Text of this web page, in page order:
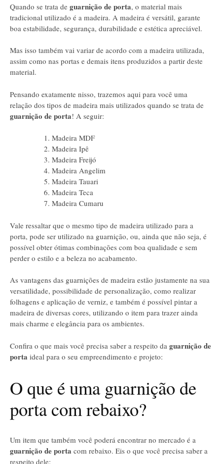
Quando se trata de guarnição de porta, o material mais
tradicional utilizado é a madeira. A madeira é versátil, garante
boa estabilidade, segurança, durabilidade e estética apreciável.
Mas isso também vai variar de acordo com a madeira utilizada,
assim como nas portas e demais itens produzidos a partir deste
material.
Pensando exatamente nisso, trazemos aqui para você uma
relação dos tipos de madeira mais utilizados quando se trata de
guarnição de porta! A seguir:
Madeira MDF
Madeira Ipê
Madeira Freijó
Madeira Angelim
Madeira Tauari
Madeira Teca
Madeira Cumaru
Vale ressaltar que o mesmo tipo de madeira utilizado para a
porta, pode ser utilizado na guarnição, ou, ainda que não seja, é
possível obter ótimas combinações com boa qualidade e sem
perder o estilo e a beleza no acabamento.
As vantagens das guarnições de madeira estão justamente na sua
versatilidade, possibilidade de personalização, como realizar
folhagens e aplicação de verniz, e também é possível pintar a
madeira de diversas cores, utilizando o item para trazer ainda
mais charme e elegância para os ambientes.
Confira o que mais você precisa saber a respeito da guarnição de
porta ideal para o seu empreendimento e projeto:
O que é uma guarnição de
porta com rebaixo?
Um item que também você poderá encontrar no mercado é a
guarnição de porta com rebaixo. Eis o que você precisa saber a
respeito dele: